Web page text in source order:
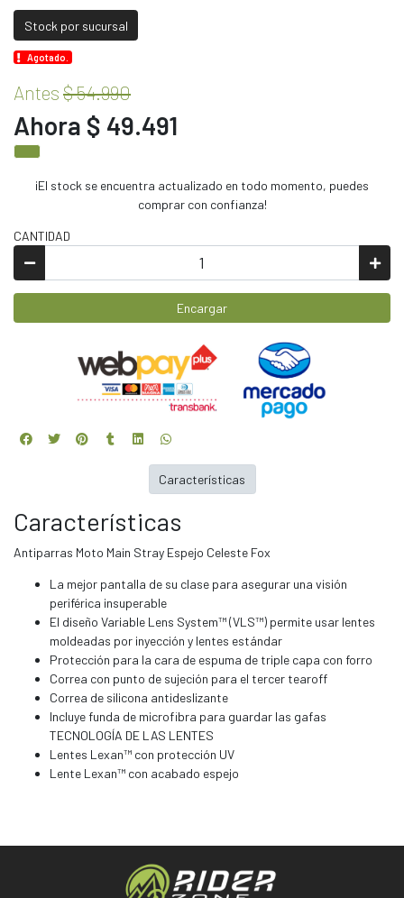
Stock por sucursal
Agotado.
Antes $ 54.990
Ahora $ 49.491
¡El stock se encuentra actualizado en todo momento, puedes
comprar con confianza!
CANTIDAD
Encargar
Características
Antiparras Moto Main Stray Espejo Celeste Fox
La mejor pantalla de su clase para asegurar una visión
periférica insuperable
El diseño Variable Lens System™ (VLS™) permite usar lentes
moldeadas por inyección y lentes estándar
Protección para la cara de espuma de triple capa con forro
Correa con punto de sujeción para el tercer tearoff
Correa de silicona antideslizante
Incluye funda de microfibra para guardar las gafas
TECNOLOGÍA DE LAS LENTES
Lentes Lexan™ con protección UV
Lente Lexan™ con acabado espejo
Características